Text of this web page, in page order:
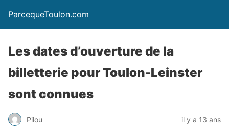
ParcequeToulon.com
Les dates d’ouverture de la
billetterie pour Toulon-Leinster
sont connues
Pilou il y a 13 ans